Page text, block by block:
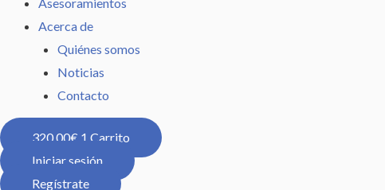
Asesoramientos
Acerca de
Quiénes somos
Noticias
Contacto
320,00€ 1 Carrito
Iniciar sesión
Regístrate